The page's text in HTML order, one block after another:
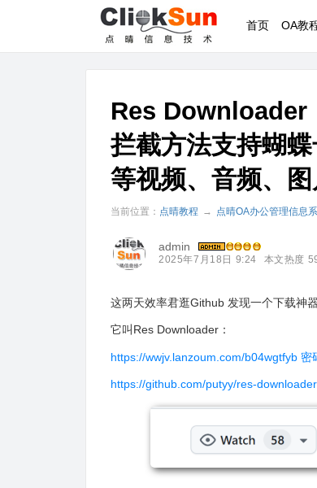
首页 OA教
Res Downloader
拦截方法支持蝴
等视频、音频、
当前位置： 点晴教程 → 点晴OA办公管理信息
admin
2025年7月18日 9:24 本文热度
这两天效率君逛Github 发现一个下载神器
它叫Res Downloader：
https://wwjv.lanzoum.com/b04wgtfyb 密
https://github.com/putyy/res-downloader